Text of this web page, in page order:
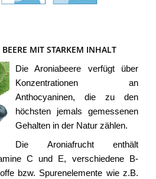
MIT STARKEM INHALT
Die Aroniabeere verfügt über
Konzentrationen an
Anthocyaninen, die zu den
höchsten jemals gemessenen
Gehalten in der Natur zählen.
Die Aroniafrucht enthält
C und E, verschiedene B-
bzw. Spurenelemente wie z.B.